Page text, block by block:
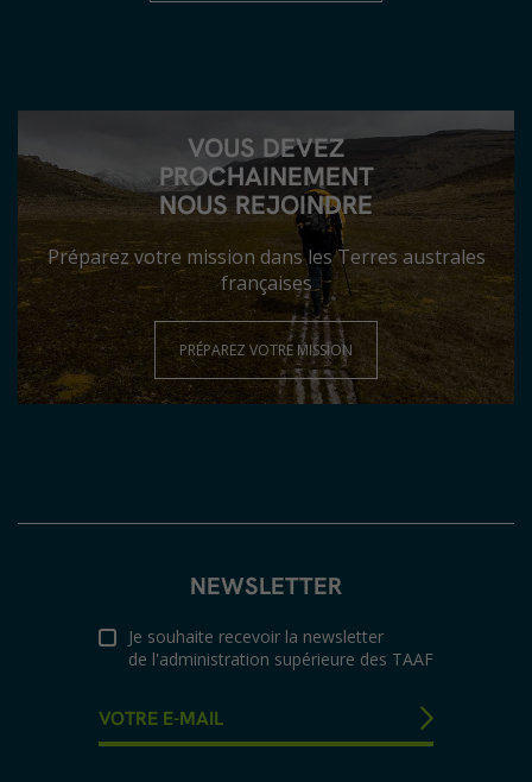
VOUS DEVEZ
PROCHAINEMENT
NOUS REJOINDRE
Préparez votre mission dans les Terres australes
françaises
PRÉPAREZ VOTRE MISSION
NEWSLETTER
Je souhaite recevoir la newsletter
de l'administration supérieure des TAAF